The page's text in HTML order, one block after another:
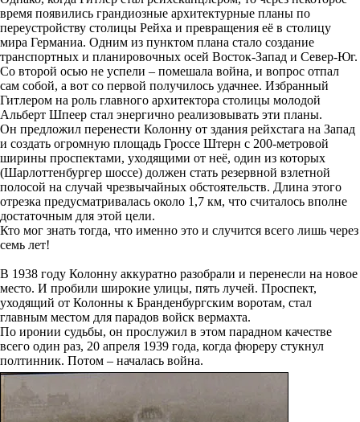
время появились грандиозные архитектурные планы по
переустройству столицы Рейха и превращения её в столицу
мира Германиа. Одним из пунктом плана стало создание
транспортных и планировочных осей Восток-Запад и Север-Юг.
Со второй осью не успели – помешала война, и вопрос отпал
сам собой, а вот со первой получилось удачнее. Избранный
Гитлером на роль главного архитектора столицы молодой
Альберт Шпеер стал энергично реализовывать эти планы.
Он предложил перенести Колонну от здания рейхстага на Запад
и создать огромную площадь Гроссе Штерн с 200-метровой
ширины проспектами, уходящими от неё, один из которых
(Шарлоттенбургер шоссе) должен стать резервной взлетной
полосой на случай чрезвычайных обстоятельств. Длина этого
отрезка предусматривалась около 1,7 км, что считалось вполне
достаточным для этой цели.
Кто мог знать тогда, что именно это и случится всего лишь через
семь лет!
В 1938 году Колонну аккуратно разобрали и перенесли на новое
место. И пробили широкие улицы, пять лучей. Проспект,
уходящий от Колонны к Бранденбургским воротам, стал
главным местом для парадов войск вермахта.
По иронии судьбы, он прослужил в этом парадном качестве
всего один раз, 20 апреля 1939 года, когда фюреру стукнул
полтинник. Потом – началась война.